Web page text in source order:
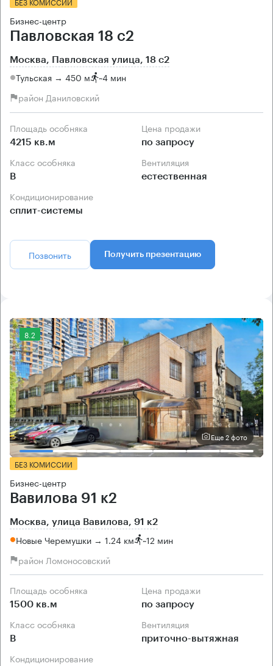
Бизнес-центр
Павловская 18 с2
Москва, Павловская улица, 18 с2
Тульская → 450 м ~4 мин
район Даниловский
Площадь особняка
4215 кв.м
Цена продажи
по запросу
Класс особняка
B
Вентиляция
естественная
Кондиционирование
сплит-системы
Позвонить Получить презентацию
8.2
Еще 2 фото
БЕЗ КОМИССИИ
Бизнес-центр
Вавилова 91 к2
Москва, улица Вавилова, 91 к2
Новые Черемушки → 1.24 км ~12 мин
район Ломоносовский
Площадь особняка
1500 кв.м
Цена продажи
по запросу
Класс особняка
B
Вентиляция
приточно-вытяжная
Кондиционирование